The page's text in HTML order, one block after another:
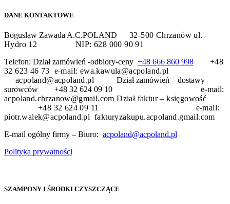
DANE KONTAKTOWE
Bogusław Zawada A.C.POLAND 32-500 Chrzanówul.
Hydro 12NIP: 628 000 90 91
Telefon: Dział zamówień -odbiory-ceny +48 666 860 998
+48
32 623 46 73 e-mail: ewa.kawula@acpoland.pl
acpoland@acpoland.pl Dział zamówień – dostawy
surowców +48 32 624 09 10 e-mail:
acpoland.chrzanow@gmail.comDział faktur – księgowość
+48 32 624 09 11 e-mail:
piotr.walek@acpoland.pl fakturyzakupu.acpoland.gmail.com
E-mail ogólny firmy – Biuro: acpoland@acpoland.pl
Polityka prywatności
SZAMPONY I ŚRODKI CZYSZCZĄCE